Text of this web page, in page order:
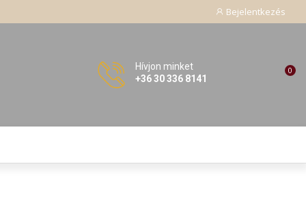
Bejelentkezés
Hívjon minket
+36 30 336 8141
0